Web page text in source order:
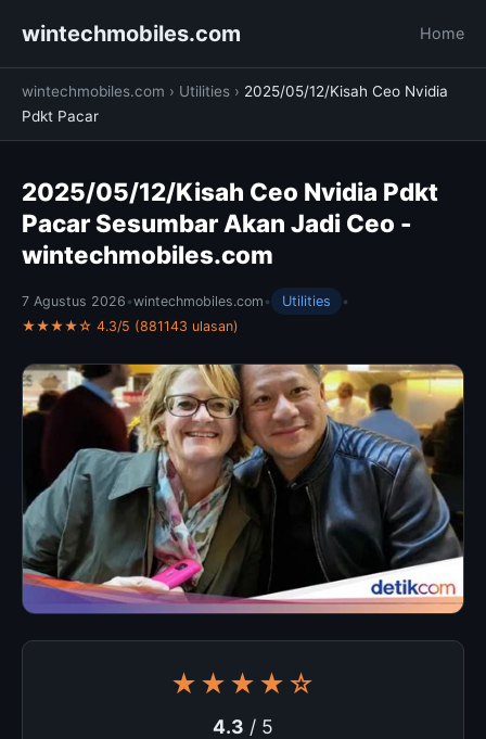
wintechmobiles.com Home
wintechmobiles.com › Utilities › 2025/05/12/Kisah Ceo Nvidia
Pdkt Pacar
2025/05/12/Kisah Ceo Nvidia Pdkt
Pacar Sesumbar Akan Jadi Ceo -
wintechmobiles.com
7 Agustus 2026 •wintechmobiles.com • Utilities
•
★★★★☆ 4.3/5 (881143 ulasan)
★★★★☆
4.3 / 5